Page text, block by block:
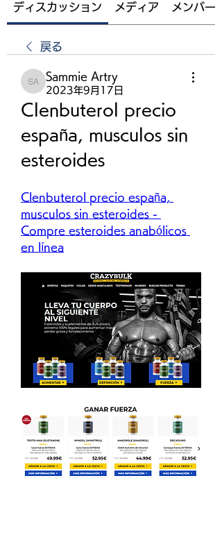
ディスカッション メディア メンバー
戻る
Sammie Artry
Sammie Artry
2023年9月17日
Clenbuterol precio
españa, musculos sin
esteroides
Clenbuterol precio españa,
musculos sin esteroides -
Compre esteroides anabólicos
en línea